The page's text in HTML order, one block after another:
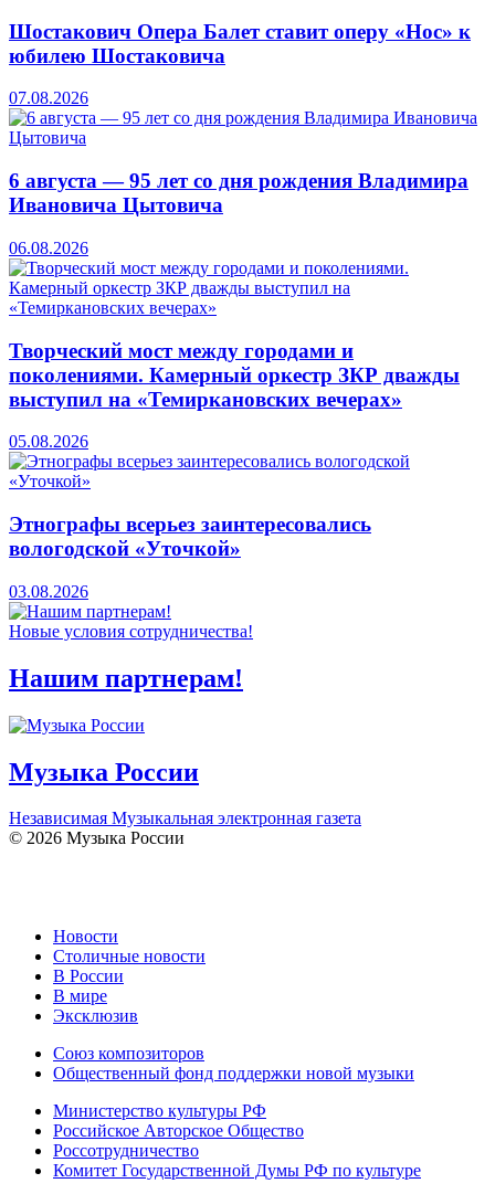
Шостакович Опера Балет ставит оперу «Нос» к
юбилею Шостаковича
07.08.2026
6 августа — 95 лет со дня рождения Владимира
Ивановича Цытовича
06.08.2026
Творческий мост между городами и
поколениями. Камерный оркестр ЗКР дважды
выступил на «Темиркановских вечерах»
05.08.2026
Этнографы всерьез заинтересовались
вологодской «Уточкой»
03.08.2026
Новые условия сотрудничества!
Нашим партнерам!
Музыка России
Независимая Музыкальная электронная газета
© 2026 Музыка России
Новости
Столичные новости
В России
В мире
Эксклюзив
Союз композиторов
Общественный фонд поддержки новой музыки
Министерство культуры РФ
Российское Авторское Общество
Россотрудничество
Комитет Государственной Думы РФ по культуре